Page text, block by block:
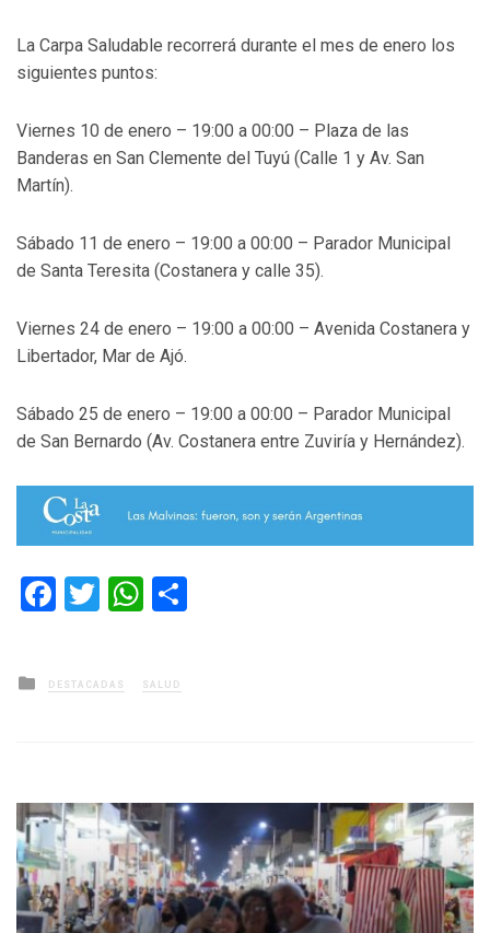
La Carpa Saludable recorrerá durante el mes de enero los
siguientes puntos:
Viernes 10 de enero – 19:00 a 00:00 – Plaza de las
Banderas en San Clemente del Tuyú (Calle 1 y Av. San
Martín).
Sábado 11 de enero – 19:00 a 00:00 – Parador Municipal
de Santa Teresita (Costanera y calle 35).
Viernes 24 de enero – 19:00 a 00:00 – Avenida Costanera y
Libertador, Mar de Ajó.
Sábado 25 de enero – 19:00 a 00:00 – Parador Municipal
de San Bernardo (Av. Costanera entre Zuviría y Hernández).
Facebook
TwitterWhatsApp
Posted
in
DESTACADAS SALUD